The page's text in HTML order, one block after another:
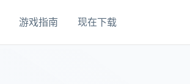
游戏指南 现在下载